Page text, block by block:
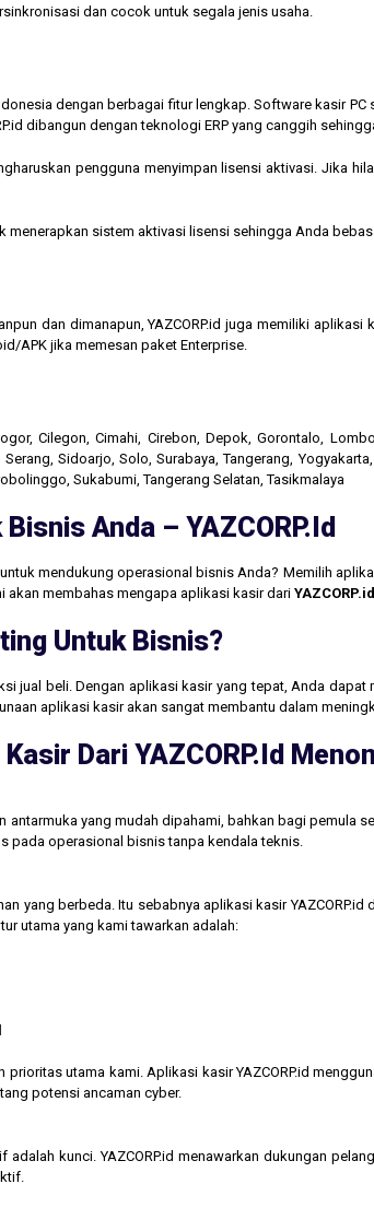
dan cocok untuk segala jenis usaha.
dengan berbagai fitur lengkap. Software kasir
dibangun dengan teknologi ERP yang canggih
pengguna menyimpan lisensi aktivasi. Jika
menerapkan sistem aktivasi lisensi sehingga Anda
dan dimanapun, YAZCORP.id juga memiliki
APK jika memesan paket Enterprise.
Cilegon, Cimahi, Cirebon, Depok, Gorontalo,
Sidoarjo, Solo, Surabaya, Tangerang,
Sukabumi, Tangerang Selatan, Tasikmalaya
Anda – YAZCORP.id
mendukung operasional bisnis Anda? Memilih
akan membahas mengapa aplikasi kasir dari YAZCORP.id
Untuk Bisnis?
jual beli. Dengan aplikasi kasir yang tepat, Anda
aplikasi kasir akan sangat membantu dalam
Dari YAZCORP.id
antarmuka yang mudah dipahami, bahkan bagi
pada operasional bisnis tanpa kendala teknis.
yang berbeda. Itu sebabnya aplikasi kasir
utama yang kami tawarkan adalah:
prioritas utama kami. Aplikasi kasir YAZCORP.id
potensi ancaman cyber.
kunci. YAZCORP.id menawarkan dukungan